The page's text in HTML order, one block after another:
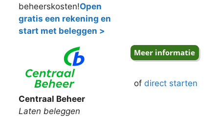
beheerskosten!Open
gratis een rekening en
start met beleggen >
Centraal Beheer
Laten beleggen
of direct starten